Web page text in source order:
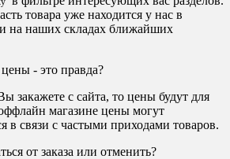
товара уже находится у нас в
на наших складах ближайших
- это правда?
закажете с сайта, то цены будут для
магазине цены могут
в связи с частыми приходами товаров.
от заказа или отменить?